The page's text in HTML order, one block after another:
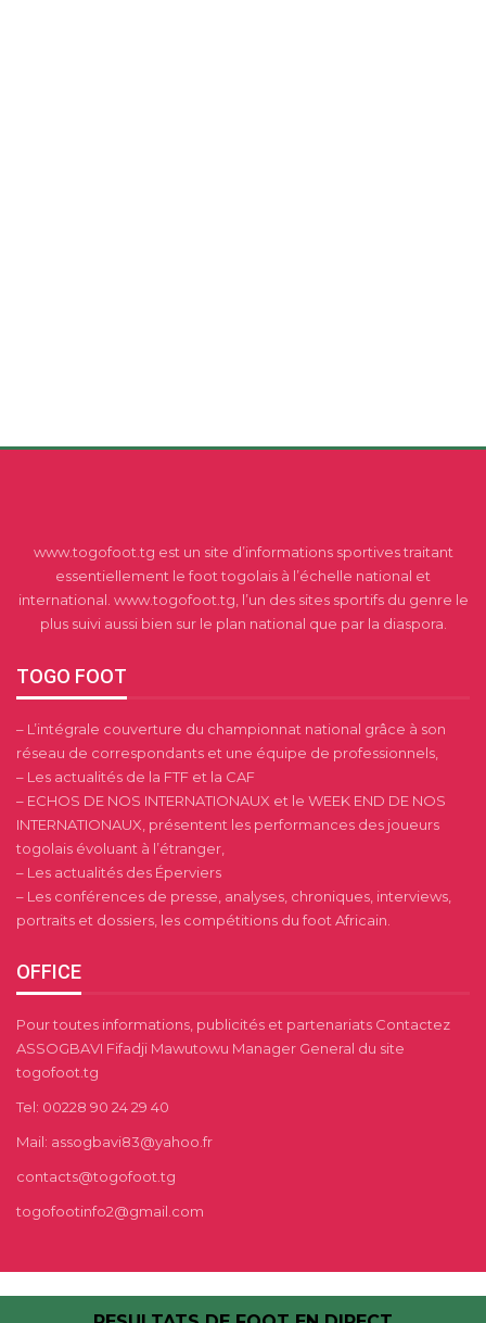
www.togofoot.tg est un site d’informations sportives traitant
essentiellement le foot togolais à l’échelle national et
international. www.togofoot.tg, l’un des sites sportifs du genre le
plus suivi aussi bien sur le plan national que par la diaspora.
TOGO FOOT
– L’intégrale couverture du championnat national grâce à son
réseau de correspondants et une équipe de professionnels,
– Les actualités de la FTF et la CAF
– ECHOS DE NOS INTERNATIONAUX et le WEEK END DE NOS
INTERNATIONAUX, présentent les performances des joueurs
togolais évoluant à l’étranger,
– Les actualités des Éperviers
– Les conférences de presse, analyses, chroniques, interviews,
portraits et dossiers, les compétitions du foot Africain.
OFFICE
Pour toutes informations, publicités et partenariats Contactez
ASSOGBAVI Fifadji Mawutowu Manager General du site
togofoot.tg
Tel: 00228 90 24 29 40
Mail: assogbavi83@yahoo.fr
contacts@togofoot.tg
togofootinfo2@gmail.com